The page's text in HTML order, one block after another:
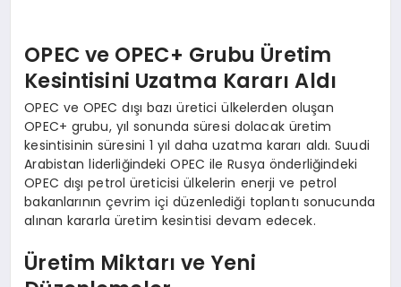
OPEC ve OPEC+ Grubu Üretim
Kesintisini Uzatma Kararı Aldı
OPEC ve OPEC dışı bazı üretici ülkelerden oluşan
OPEC+ grubu, yıl sonunda süresi dolacak üretim
kesintisinin süresini 1 yıl daha uzatma kararı aldı. Suudi
Arabistan liderliğindeki OPEC ile Rusya önderliğindeki
OPEC dışı petrol üreticisi ülkelerin enerji ve petrol
bakanlarının çevrim içi düzenlediği toplantı sonucunda
alınan kararla üretim kesintisi devam edecek.
Üretim Miktarı ve Yeni